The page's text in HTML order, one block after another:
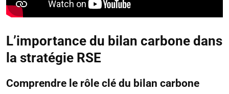
L’importance du bilan carbone dans
la stratégie RSE
Comprendre le rôle clé du bilan carbone